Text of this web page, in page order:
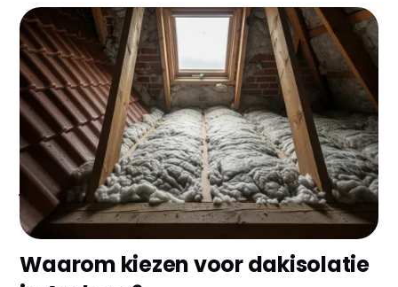
Woon je in Arnhem en stook je je warm in de
winter? Dan vlieg je letterlijk geld door het dak!
Met dakisolatie bespaar je direct €300-500 per jaar
op je energierekening. Plus: je pakt vaak €500-700
subsidie mee, waardoor je investering binnen 3-4
jaar terugverdiend is.
Waarom kiezen voor dakisolatie